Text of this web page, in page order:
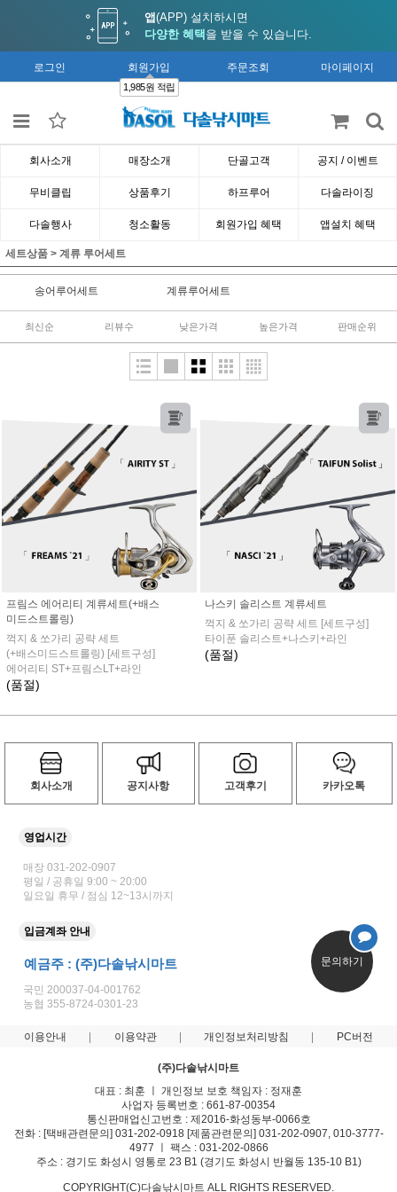
앱(APP) 설치하시면
다양한 혜택 을 받을 수 있습니다.
로그인 회원가입
1,985원 적립
주문조회 마이페이지
회사소개 매장소개 단골고객 공지 / 이벤트
무비클립 상품후기 하프루어 다솔라이징
다솔행사 청소활동 회원가입 혜택 앱설치 혜택
세트상품 > 계류 루어세트
송어루어세트 계류루어세트
최신순 리뷰수 낮은가격 높은가격 판매순위
프림스 에어리티 계류세트(+배스
미드스트롤링)
꺽지 & 쏘가리 공략 세트
(+배스미드스트롤링) [세트구성]
에어리티 ST+프림스LT+라인
(품절)
나스키 솔리스트 계류세트
꺽지 & 쏘가리 공략 세트 [세트구성]
타이푼 솔리스트+나스키+라인
(품절)
회사소개 공지사항 고객후기 카카오톡
영업시간
매장 031-202-0907
평일 / 공휴일 9:00 ~ 20:00
일요일 휴무 / 점심 12~13시까지
입금계좌 안내
예금주 : (주)다솔낚시마트
국민 200037-04-001762
농협 355-8724-0301-23
문의하기
이용안내 이용약관 개인정보처리방침 PC버전
(주)다솔낚시마트
대표 : 최훈 ㅣ 개인정보 보호 책임자 : 정재훈
사업자 등록번호 : 661-87-00354
통신판매업신고번호 : 제2016-화성동부-0066호
전화 : [택배관련문의] 031-202-0918 [제품관련문의] 031-202-0907, 010-3777-
4977 ㅣ 팩스 : 031-202-0866
주소 : 경기도 화성시 영통로 23 B1 (경기도 화성시 반월동 135-10 B1)
COPYRIGHT(C)다솔낚시마트 ALL RIGHTS RESERVED.